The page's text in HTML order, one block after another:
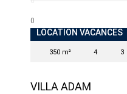
0
INDISPONIBLE
LOCATION VACANCES
350 m² 4 3
VILLA ADAM